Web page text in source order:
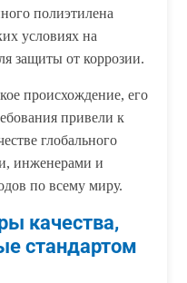
полиэтилена
условиях на
защиты от коррозии.
происхождение, его
привели к
глобального
инженерами и
по всему миру.
качества,
стандартом